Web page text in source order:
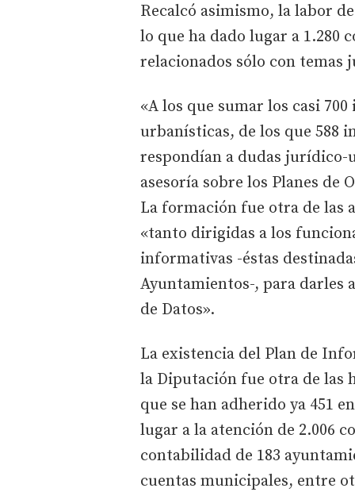
Recalcó asimismo, la labor
lo que ha dado lugar a 1.280
relacionados sólo con temas
«A los que sumar los casi
urbanísticas, de los que 588
respondían a dudas jurídico-
asesoría sobre los Planes de
La formación fue otra de las
«tanto dirigidas a los
informativas -éstas
Ayuntamientos-, para darles
de Datos».
La existencia del Plan de
la Diputación fue otra de las
que se han adherido ya 451
lugar a la atención de 2.006
contabilidad de 183
cuentas municipales, entre